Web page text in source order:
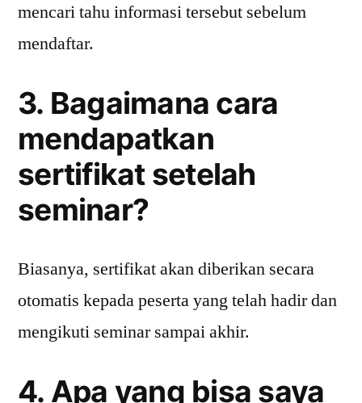
mencari tahu informasi tersebut sebelum
mendaftar.
3. Bagaimana cara
mendapatkan
sertifikat setelah
seminar?
Biasanya, sertifikat akan diberikan secara
otomatis kepada peserta yang telah hadir dan
mengikuti seminar sampai akhir.
4. Apa yang bisa saya